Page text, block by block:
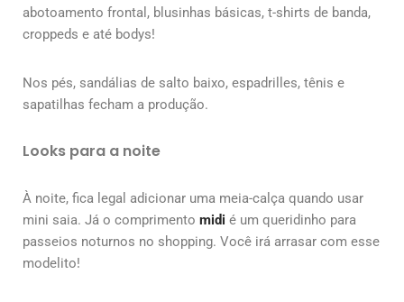
abotoamento frontal, blusinhas básicas, t-shirts de banda,
croppeds e até bodys!
Nos pés, sandálias de salto baixo, espadrilles, tênis e
sapatilhas fecham a produção.
Looks para a noite
À noite, fica legal adicionar uma meia-calça quando usar
mini saia. Já o comprimento midi é um queridinho para
passeios noturnos no shopping. Você irá arrasar com esse
modelito!